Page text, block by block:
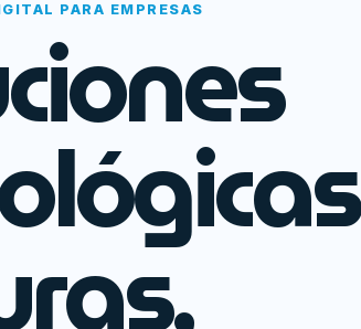
PARA EMPRESAS